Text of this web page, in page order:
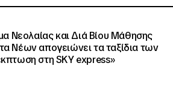
Νεολαίας και Διά Βίου Μάθησης
Νέων απογειώνει τα ταξίδια των
στη SKY express»